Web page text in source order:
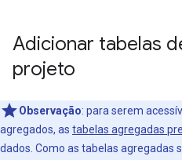
Adicionar tabelas
projeto
Observação: para serem
agregados, as tabelas agregadas
dados. Como as tabelas agregadas